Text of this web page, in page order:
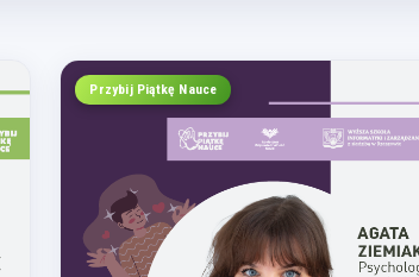
Przybij Piątkę Nauce